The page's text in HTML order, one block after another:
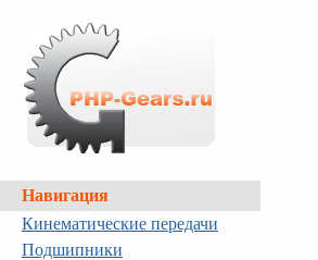
Навигация
Кинематические передачи
Подшипники